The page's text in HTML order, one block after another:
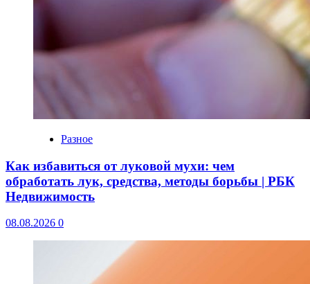
Разное
Как избавиться от луковой мухи: чем
обработать лук, средства, методы борьбы | РБК
Недвижимость
08.08.2026 0